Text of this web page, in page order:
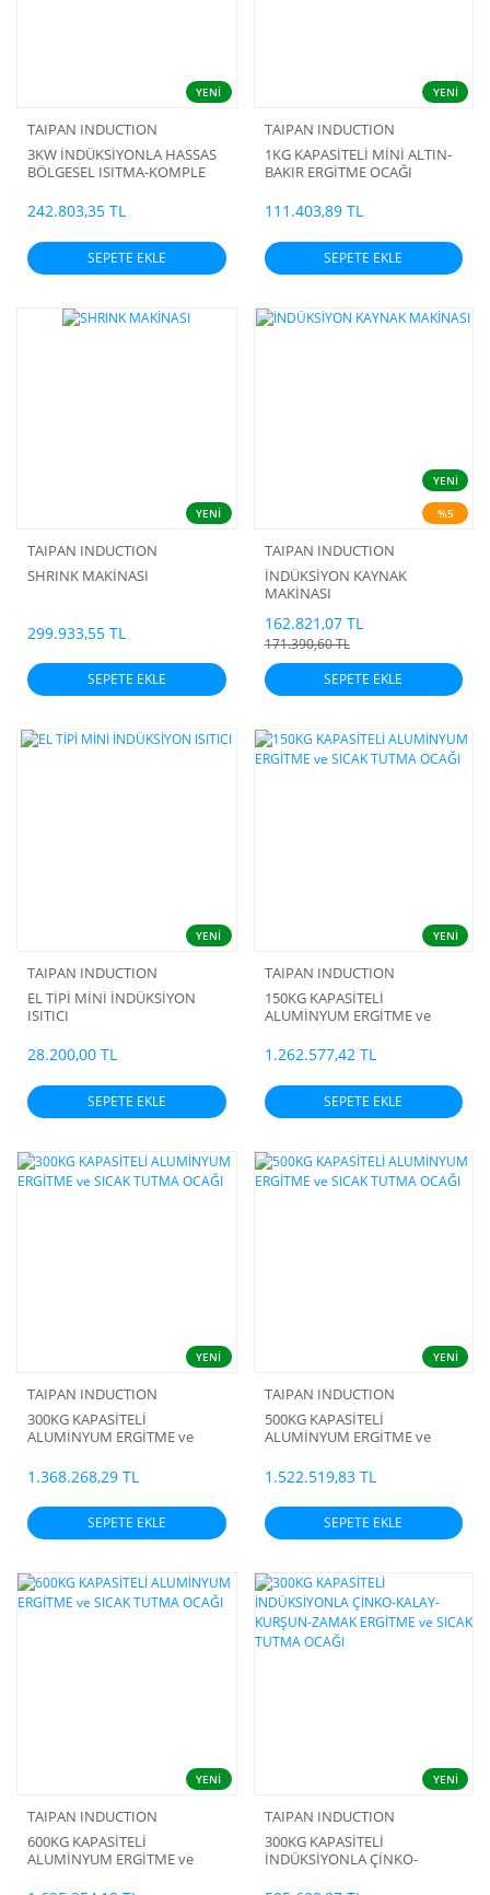
YENİ
TAIPAN INDUCTION
3KW İNDÜKSİYONLA HASSAS
BÖLGESEL ISITMA-KOMPLE
MAKİNASI
242.803,35 TL
SEPETE EKLE
YENİ
TAIPAN INDUCTION
1KG KAPASİTELİ MİNİ ALTIN-
BAKIR ERGİTME OCAĞI
111.403,89 TL
SEPETE EKLE
YENİ
TAIPAN INDUCTION
SHRINK MAKİNASI
299.933,55 TL
SEPETE EKLE
YENİ
%5
TAIPAN INDUCTION
İNDÜKSİYON KAYNAK
MAKİNASI
162.821,07 TL
171.390,60 TL
SEPETE EKLE
YENİ
TAIPAN INDUCTION
EL TİPİ MİNİ İNDÜKSİYON
ISITICI
28.200,00 TL
SEPETE EKLE
YENİ
TAIPAN INDUCTION
150KG KAPASİTELİ
ALUMİNYUM ERGİTME ve
1.262.577,42 TL
SEPETE EKLE
YENİ
TAIPAN INDUCTION
300KG KAPASİTELİ
ALUMİNYUM ERGİTME ve
1.368.268,29 TL
SEPETE EKLE
YENİ
TAIPAN INDUCTION
500KG KAPASİTELİ
ALUMİNYUM ERGİTME ve
1.522.519,83 TL
SEPETE EKLE
YENİ
TAIPAN INDUCTION
600KG KAPASİTELİ
ALUMİNYUM ERGİTME ve
YENİ
TAIPAN INDUCTION
300KG KAPASİTELİ
İNDÜKSİYONLA ÇİNKO-